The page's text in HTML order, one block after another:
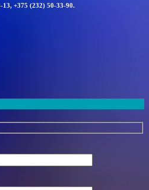
13, +375 (232) 50-33-90.